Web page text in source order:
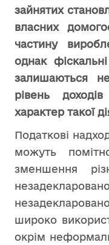
зайнятих
власних
частину
однак
залишаються
рівень
характер такої
Податкові
можуть
зменшення
широко
окрім